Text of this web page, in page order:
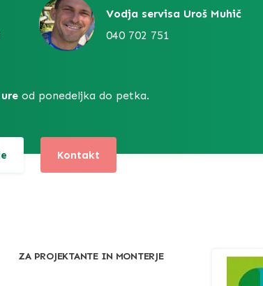
Vodja servisa Uroš Muhič
040 702 751
od ponedeljka do petka.
Kontakt
ZA PROJEKTANTE IN MONTERJE